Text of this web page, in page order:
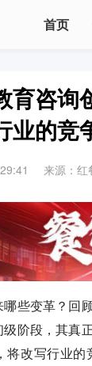
首页
育咨询
业的竞
来源：红
些变革？回
阶段，其真
将改写行业